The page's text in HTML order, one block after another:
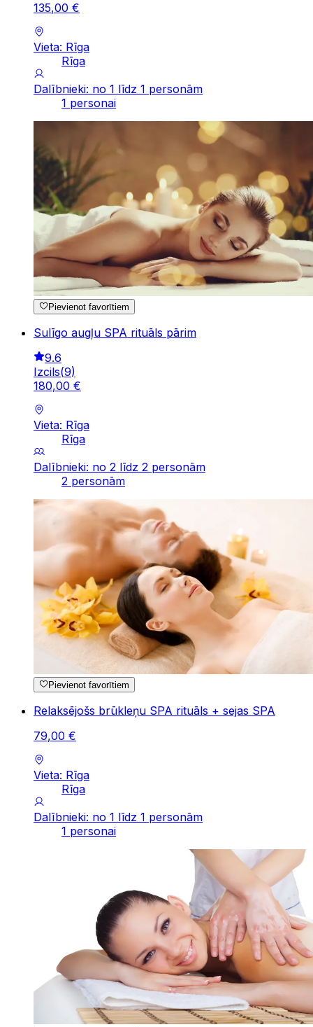
135,00 €
Vieta: Rīga
Rīga
Dalībnieki: no 1 līdz 1 personām
1 personai
Pievienot favorītiem
Sulīgo augļu SPA rituāls pārim
9.6
Izcils(9)
180,00 €
Vieta: Rīga
Rīga
Dalībnieki: no 2 līdz 2 personām
2 personām
Pievienot favorītiem
Relaksējošs brūkleņu SPA rituāls + sejas SPA
79,00 €
Vieta: Rīga
Rīga
Dalībnieki: no 1 līdz 1 personām
1 personai